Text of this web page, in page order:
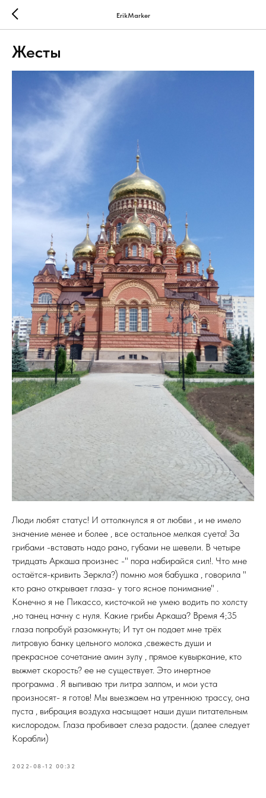
ErikMarker
Жесты
Люди любят статус! И оттолкнулся я от любви , и не имело
значение менее и более , все остальное мелкая суета! За
грибами -вставать надо рано, губами не шевели. В четыре
тридцать Аркаша произнес -" пора набирайся сил!. Что мне
остаётся-кривить Зеркла?) помню моя бабушка , говорила "
кто рано открывает глаза- у того ясное понимание" .
Конечно я не Пикассо, кисточкой не умею водить по холсту
,но танец начну с нуля. Какие грибы Аркаша? Время 4;35
глаза попробуй разомкнуть; И тут он подает мне трёх
литровую банку цельного молока ,свежесть души и
прекрасное сочетание амин зулу , прямое кувыркание, кто
выжмет скорость? ее не существует. Это инертное
программа . Я выпиваю три литра залпом, и мои уста
произносят- я готов! Мы выезжаем на утреннюю трассу, она
пуста , вибрация воздуха насыщает наши души питательным
кислородом. Глаза пробивает слеза радости. (далее следует
Корабли)
2022-08-12 00:32